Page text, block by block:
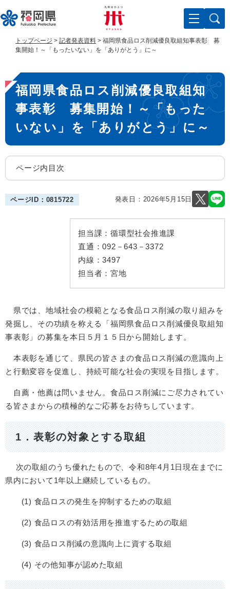
ー
ジ
す
。
ニ
ュ
し
て
トップページ > 記者発表資料 > 福岡県食品ロス削減優良取組知事表彰 募
集開始！～「もったいない」を「ありがとう」に～
本
文
福岡県食品ロス削減優良取組知
事表彰 募集開始！～「もった
いない」を「ありがとう」に～
ページ内目次
ページID：0815722 発表日： 2026年5月15日
担当課： 循環型社会推進課
直通：092－643－3372
内線：3497
担当者： 宮地
県では、地域社会の模範となる食品ロス削減の取り組みを
発掘し、その功績を称える「福岡県食品ロス削減優良取組知
事表彰」の募集を本日５月１５日から開始します。
本表彰を通じて、県民の皆さまの食品ロス削減の意識向上
と行動変容を促進し、持続可能な社会の実現を目指します。
自薦・他薦は問いません。食品ロス削減にご尽力されてい
る皆さまからの積極的なご応募をお待ちしています。
1．表彰の対象とする取組
次の取組のうち優れたもので、令和8年4月1日現在までに
県内において1年以上継続しているもの。
(1) 食品ロスの発生を抑制するための取組
(2) 食品ロスの有効活用を推進するための取組
(3) 食品ロス削減の意識向上に資する取組
(4) その他知事が認めた取組